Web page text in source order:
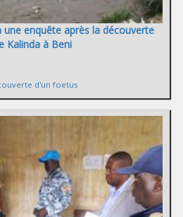
une enquête après la découverte
Kalinda à Beni
d'un foetus